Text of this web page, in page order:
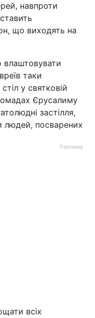
навпроти
що виходять на
влаштовувати
таки
у святковій
Єрусалиму
застілля,
людей, посварених
Реклама
всіх